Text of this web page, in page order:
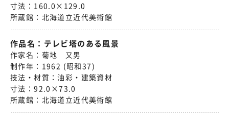
寸法： 160.0×129.0
所蔵館： 北海道立近代美術館
作品名： テレビ塔のある風景
作家名： 菊地 又男
制作年： 1962 (昭和37)
技法・材質：油彩・建築資材
寸法：92.0×73.0
所蔵館： 北海道立近代美術館